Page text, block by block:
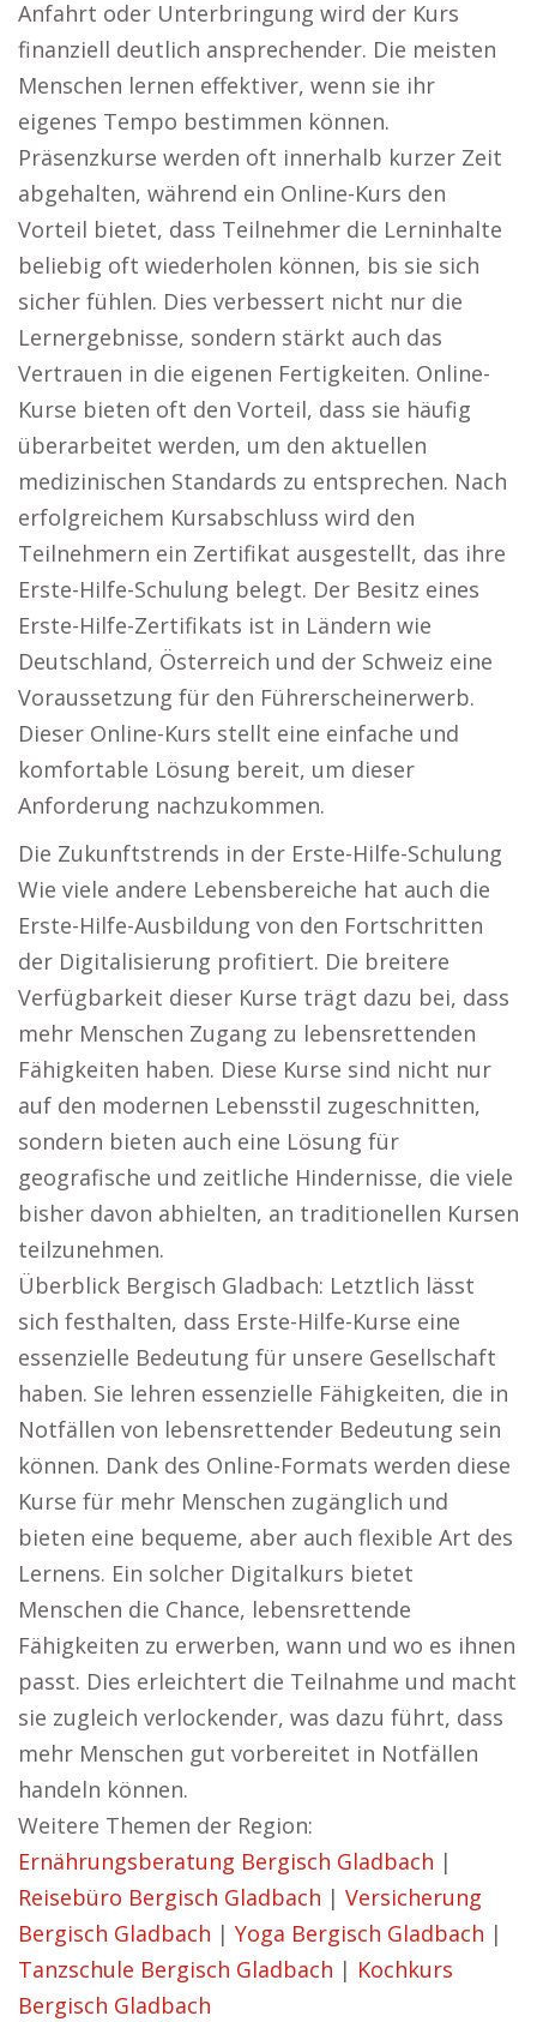
Anfahrt oder Unterbringung wird der Kurs
finanziell deutlich ansprechender. Die meisten
Menschen lernen effektiver, wenn sie ihr
eigenes Tempo bestimmen können.
Präsenzkurse werden oft innerhalb kurzer Zeit
abgehalten, während ein Online-Kurs den
Vorteil bietet, dass Teilnehmer die Lerninhalte
beliebig oft wiederholen können, bis sie sich
sicher fühlen. Dies verbessert nicht nur die
Lernergebnisse, sondern stärkt auch das
Vertrauen in die eigenen Fertigkeiten. Online-
Kurse bieten oft den Vorteil, dass sie häufig
überarbeitet werden, um den aktuellen
medizinischen Standards zu entsprechen. Nach
erfolgreichem Kursabschluss wird den
Teilnehmern ein Zertifikat ausgestellt, das ihre
Erste-Hilfe-Schulung belegt. Der Besitz eines
Erste-Hilfe-Zertifikats ist in Ländern wie
Deutschland, Österreich und der Schweiz eine
Voraussetzung für den Führerscheinerwerb.
Dieser Online-Kurs stellt eine einfache und
komfortable Lösung bereit, um dieser
Anforderung nachzukommen.
Die Zukunftstrends in der Erste-Hilfe-Schulung
Wie viele andere Lebensbereiche hat auch die
Erste-Hilfe-Ausbildung von den Fortschritten
der Digitalisierung profitiert. Die breitere
Verfügbarkeit dieser Kurse trägt dazu bei, dass
mehr Menschen Zugang zu lebensrettenden
Fähigkeiten haben. Diese Kurse sind nicht nur
auf den modernen Lebensstil zugeschnitten,
sondern bieten auch eine Lösung für
geografische und zeitliche Hindernisse, die viele
bisher davon abhielten, an traditionellen Kursen
teilzunehmen.
Überblick Bergisch Gladbach: Letztlich lässt
sich festhalten, dass Erste-Hilfe-Kurse eine
essenzielle Bedeutung für unsere Gesellschaft
haben. Sie lehren essenzielle Fähigkeiten, die in
Notfällen von lebensrettender Bedeutung sein
können. Dank des Online-Formats werden diese
Kurse für mehr Menschen zugänglich und
bieten eine bequeme, aber auch flexible Art des
Lernens. Ein solcher Digitalkurs bietet
Menschen die Chance, lebensrettende
Fähigkeiten zu erwerben, wann und wo es ihnen
passt. Dies erleichtert die Teilnahme und macht
sie zugleich verlockender, was dazu führt, dass
mehr Menschen gut vorbereitet in Notfällen
handeln können.
Weitere Themen der Region:
Ernährungsberatung Bergisch Gladbach |
Reisebüro Bergisch Gladbach | Versicherung
Bergisch Gladbach | Yoga Bergisch Gladbach |
Tanzschule Bergisch Gladbach | Kochkurs
Bergisch Gladbach